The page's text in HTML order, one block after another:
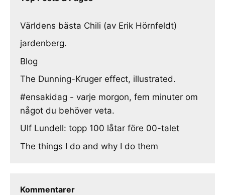
Världens bästa Chili (av Erik Hörnfeldt)
jardenberg.
Blog
The Dunning-Kruger effect, illustrated.
#ensakidag - varje morgon, fem minuter om
något du behöver veta.
Ulf Lundell: topp 100 låtar före 00-talet
The things I do and why I do them
Kommentarer